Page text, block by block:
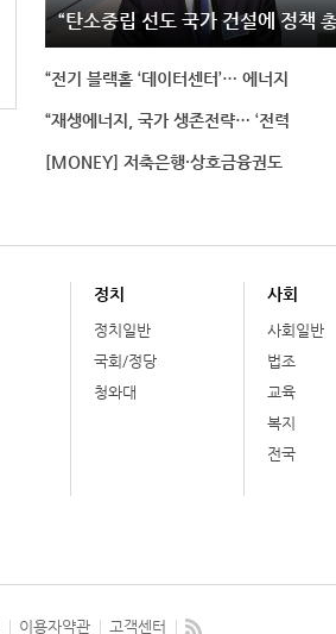
“탄소중립 선도 국가 건설에 정책
“전기 블랙홀 ‘데이터센터’… 에너지
“재생에너지, 국가 생존전략… ‘전력
[MONEY] 저축은행·상호금융권도
정치
정치일반
국회/정당
청와대
사회
사회일반
법조
교육
복지
전국
이용자약관 고객센터